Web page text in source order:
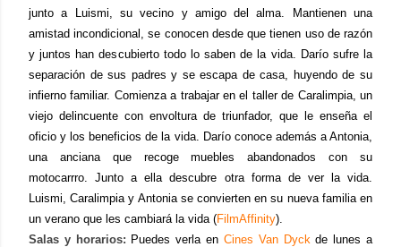
junto a Luismi, su vecino y amigo del alma. Mantienen una
amistad incondicional, se conocen desde que tienen uso de razón
y juntos han descubierto todo lo saben de la vida. Darío sufre la
separación de sus padres y se escapa de casa, huyendo de su
infierno familiar. Comienza a trabajar en el taller de Caralimpia, un
viejo delincuente con envoltura de triunfador, que le enseña el
oficio y los beneficios de la vida. Darío conoce además a Antonia,
una anciana que recoge muebles abandonados con su
motocarrro. Junto a ella descubre otra forma de ver la vida.
Luismi, Caralimpia y Antonia se convierten en su nueva familia en
un verano que les cambiará la vida (FilmAffinity).
Salas y horarios: Puedes verla en Cines Van Dyck de lunes a